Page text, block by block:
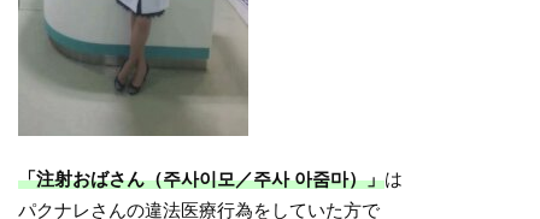
「注射おばさん（주사이모／주사 아줌마）」は
パクナレさんの違法医療行為をしていた方で